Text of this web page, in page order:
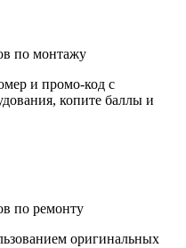
по монтажу
и промо-код с
копите баллы и
по ремонту
оригинальных